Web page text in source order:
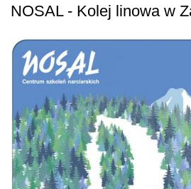
NOSAL - Kolej linowa w